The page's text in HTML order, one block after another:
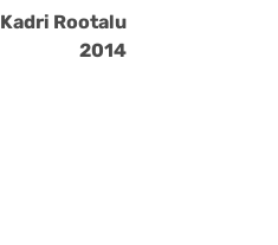
Kadri Rootalu
2014